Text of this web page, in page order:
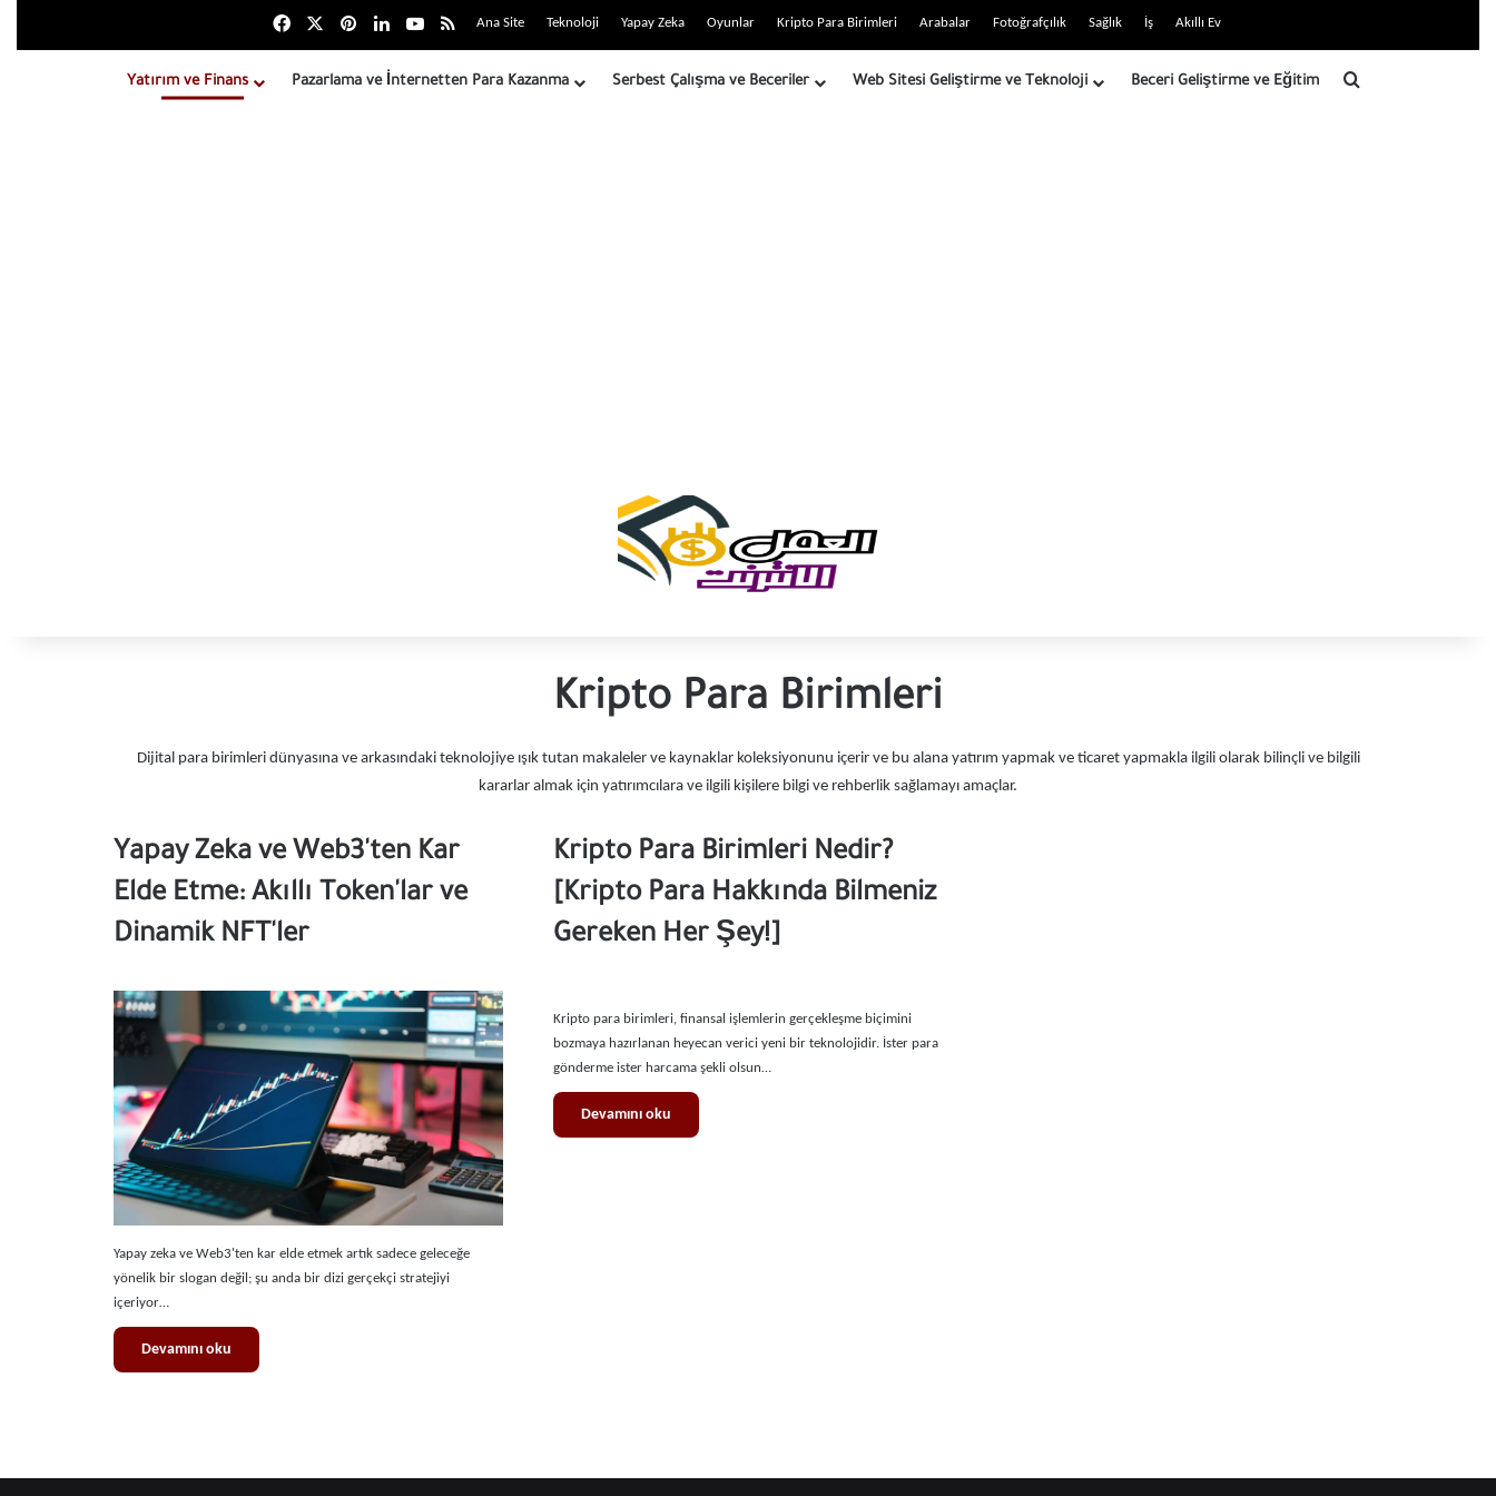
FacebookPinterestLinkedInYouTube
RSSAna Site Teknoloji Yapay Zeka Oyunlar Kripto Para Birimleri Arabalar Fotoğrafçılık Sağlık İş Akıllı Ev
Yatırım ve Finans Pazarlama ve İnternetten Para Kazanma Serbest Çalışma ve Beceriler Web Sitesi Geliştirme ve Teknoloji Beceri Geliştirme ve Eğitim Arama yap ...
Kripto Para Birimleri
Dijital para birimleri dünyasına ve arkasındaki teknolojiye ışık tutan makaleler ve kaynaklar koleksiyonunu içerir ve bu alana yatırım yapmak ve ticaret yapmakla ilgili olarak bilinçli ve bilgili
kararlar almak için yatırımcılara ve ilgili kişilere bilgi ve rehberlik sağlamayı amaçlar.
Yapay Zeka ve Web3'ten Kar
Elde Etme: Akıllı Token'lar ve
Dinamik NFT'ler
Yapay zeka ve Web3'ten kar elde etmek artık sadece geleceğe
yönelik bir slogan değil; şu anda bir dizi gerçekçi stratejiyi
içeriyor…
Devamını oku
Kripto Para Birimleri Nedir?
[Kripto Para Hakkında Bilmeniz
Gereken Her Şey!]
Kripto para birimleri, finansal işlemlerin gerçekleşme biçimini
bozmaya hazırlanan heyecan verici yeni bir teknolojidir. İster para
gönderme ister harcama şekli olsun…
Devamını oku